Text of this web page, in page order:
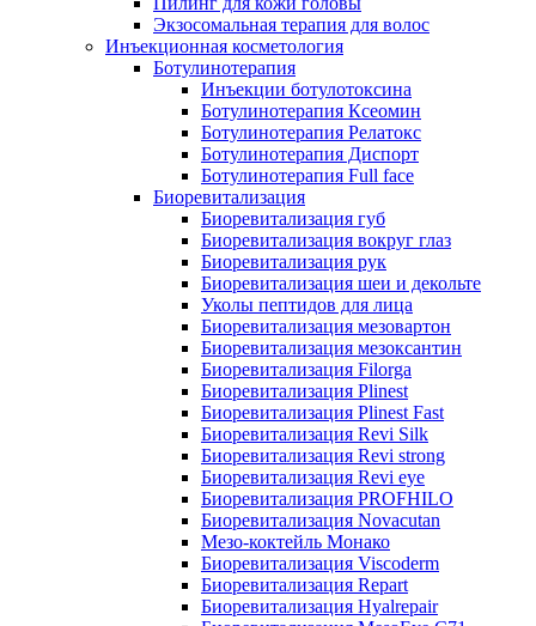
Экзосомальная терапия для волос
Инъекционная косметология
Ботулинотерапия
Инъекции ботулотоксина
Ботулинотерапия Ксеомин
Ботулинотерапия Релатокс
Ботулинотерапия Диспорт
Ботулинотерапия Full face
Биоревитализация
Биоревитализация губ
Биоревитализация вокруг глаз
Биоревитализация рук
Биоревитализация шеи и декольте
Уколы пептидов для лица
Биоревитализация мезовартон
Биоревитализация мезоксантин
Биоревитализация Filorga
Биоревитализация Plinest
Биоревитализация Plinest Fast
Биоревитализация Revi Silk
Биоревитализация Revi strong
Биоревитализация Revi eye
Биоревитализация PROFHILO
Биоревитализация Novacutan
Мезо-коктейль Монако
Биоревитализация Viscoderm
Биоревитализация Repart
Биоревитализация Hyalrepair